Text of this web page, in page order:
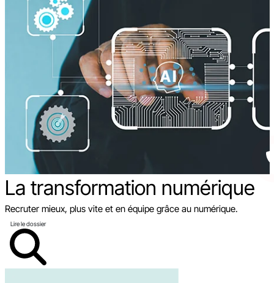
La transformation numérique
Recruter mieux, plus vite et en équipe grâce au numérique.
Lire le dossier